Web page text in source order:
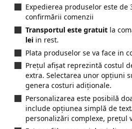
Expedierea produselor este
confirmării comenzii
Transportul este gratuit la
lei in rest.
Plata produselor se va face in
Prețul afișat reprezintă costul
extra. Selectarea unor opțiuni
genera costuri adiționale.
Personalizarea este posibilă
include opțiunea simplă de
personalizări complexe, prețul